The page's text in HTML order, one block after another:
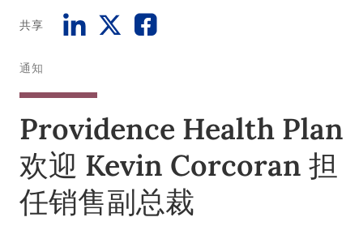
共享
通知
Providence Health Plan
欢迎 Kevin Corcoran 担
任销售副总裁